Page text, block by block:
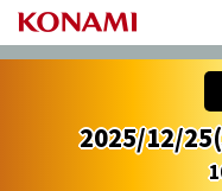
2025/12/